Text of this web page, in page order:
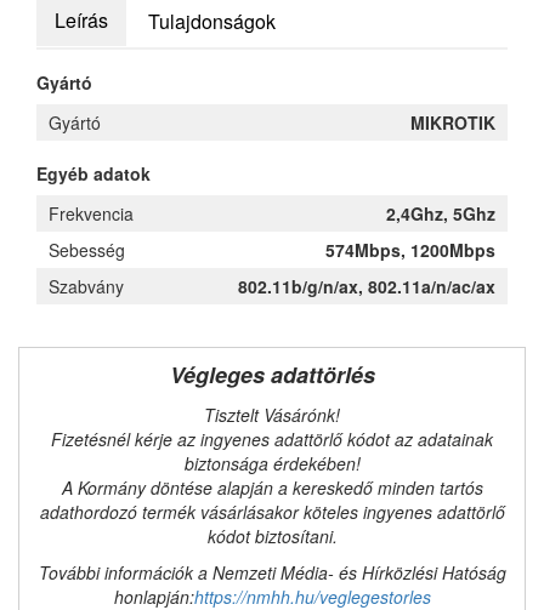
Leírás Tulajdonságok
Gyártó
Gyártó
MIKROTIK
Egyéb adatok
Frekvencia
2,4Ghz, 5Ghz
Sebesség
574Mbps, 1200Mbps
Szabvány
802.11b/g/n/ax, 802.11a/n/ac/ax
Végleges adattörlés
Tisztelt Vásárónk!
Fizetésnél kérje az ingyenes adattörlő kódot az adatainak
biztonsága érdekében!
A Kormány döntése alapján a kereskedő minden tartós
adathordozó termék vásárlásakor köteles ingyenes adattörlő
kódot biztosítani.
További információk a Nemzeti Média- és Hírközlési Hatóság
honlapján:https://nmhh.hu/veglegestorles